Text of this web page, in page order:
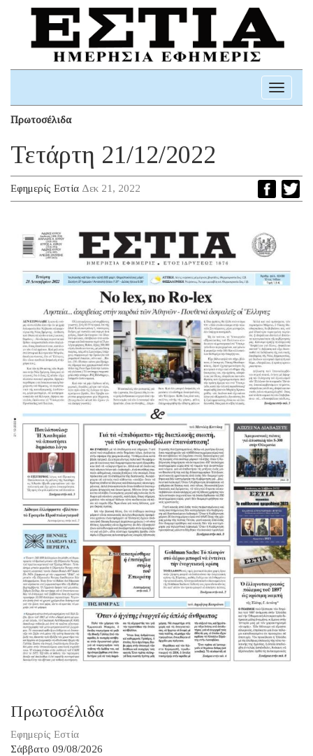
Toggle
Πρωτοσέλιδα
Τετάρτη 21/12/2022
Εφημερίς Εστία Δεκ 21, 2022
Πρωτοσέλιδα
Εφημερίς Εστία
Σάββατο 09/08/2026